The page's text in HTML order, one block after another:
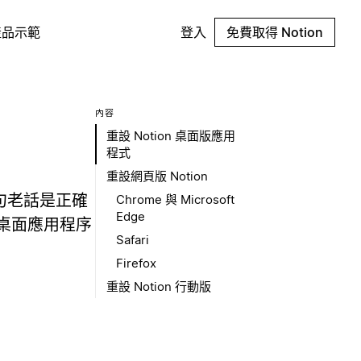
示範 登入 免費取得 Notion
老話是正確
面應用程序
內容
重設 Notion 桌面版應用
程式
重設網頁版 Notion
Chrome 與 Microsoft
Edge
Safari
Firefox
重設 Notion 行動版